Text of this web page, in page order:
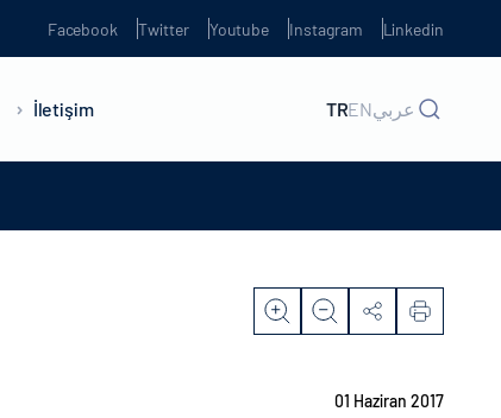
Facebook Twitter Youtube Instagram Linkedin
İletişim TRENعربي
01 Haziran 2017